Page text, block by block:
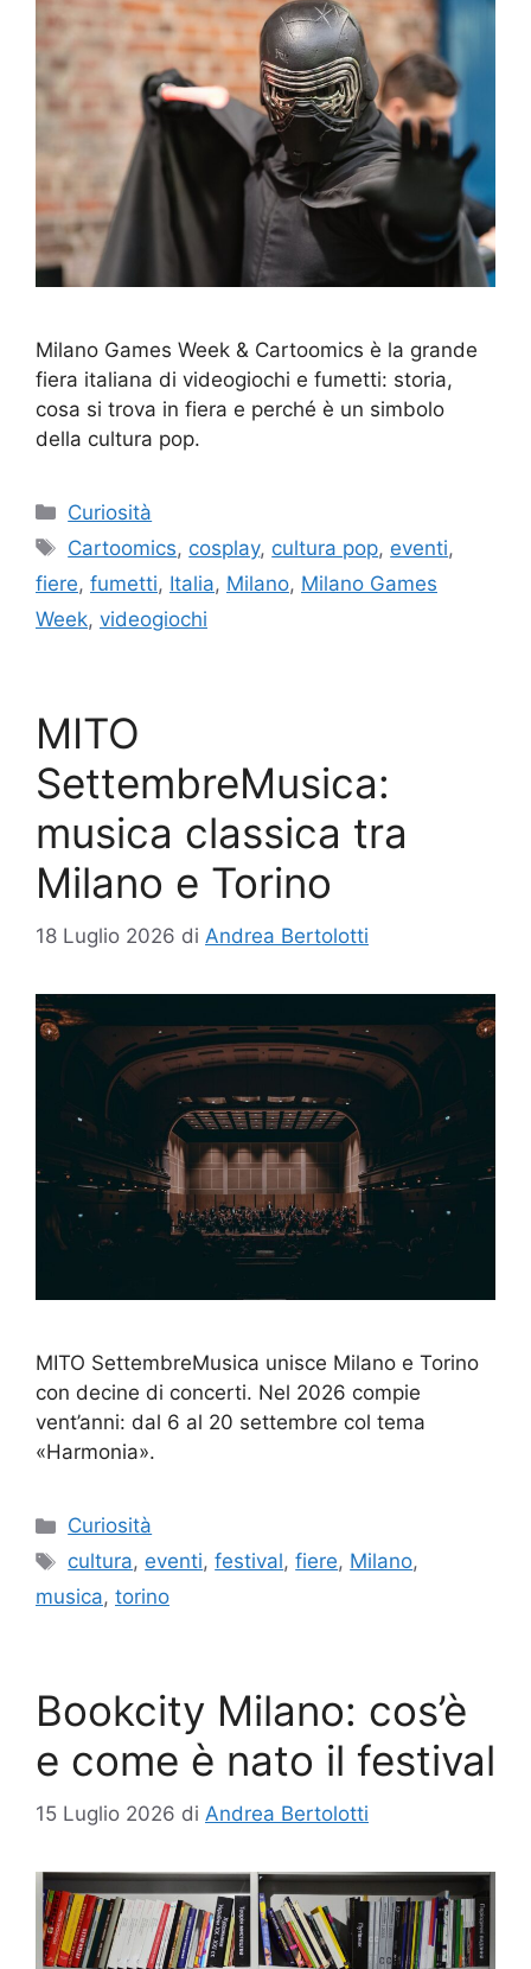
Milano Games Week & Cartoomics è la grande
fiera italiana di videogiochi e fumetti: storia,
cosa si trova in fiera e perché è un simbolo
della cultura pop.
Categorie
Curiosità
Tag
Cartoomics, cosplay, cultura pop, eventi,
fiere, fumetti, Italia, Milano, Milano Games
Week, videogiochi
MITO
SettembreMusica:
musica classica tra
Milano e Torino
18 Luglio 2026 di Andrea Bertolotti
MITO SettembreMusica unisce Milano e Torino
con decine di concerti. Nel 2026 compie
vent’anni: dal 6 al 20 settembre col tema
«Harmonia».
Categorie
Curiosità
Tag
cultura, eventi,festival,fiere, Milano,
musica, torino
Bookcity Milano: cos’è
e come è nato il festival
15 Luglio 2026 di Andrea Bertolotti